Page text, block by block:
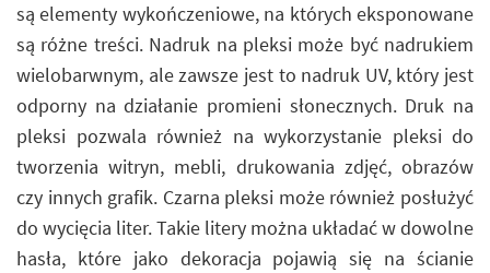
są elementy wykończeniowe, na których eksponowane
są różne treści. Nadruk na pleksi może być nadrukiem
wielobarwnym, ale zawsze jest to nadruk UV, który jest
odporny na działanie promieni słonecznych. Druk na
pleksi pozwala również na wykorzystanie pleksi do
tworzenia witryn, mebli, drukowania zdjęć, obrazów
czy innych grafik. Czarna pleksi może również posłużyć
do wycięcia liter. Takie litery można układać w dowolne
hasła, które jako dekoracja pojawią się na ścianie